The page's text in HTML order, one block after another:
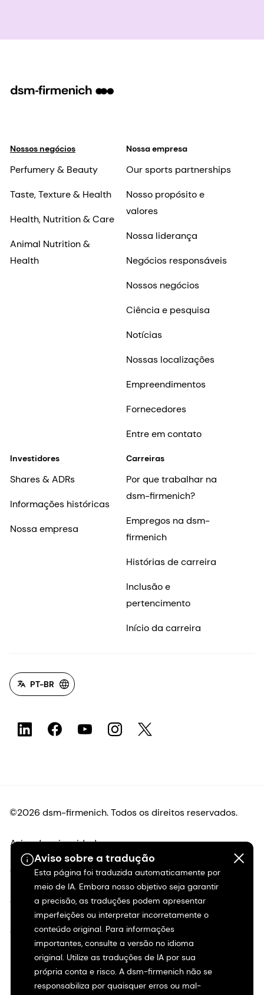
Aviso sobre a tradução
Esta página foi traduzida automaticamente por
meio de IA. Embora nosso objetivo seja garantir
a precisão, as traduções podem apresentar
imperfeições ou interpretar incorretamente o
conteúdo original. Para informações
importantes, consulte a versão no idioma
original. Utilize as traduções de IA por sua
própria conta e risco. A dsm-firmenich não se
responsabiliza por quaisquer erros ou mal-
Nossos negócios
Perfumery & Beauty
Taste, Texture & Health
Health, Nutrition & Care
Animal Nutrition &
Health
Nossa empresa
Our sports partnerships
Nosso propósito e
valores
Nossa liderança
Negócios responsáveis
Nossos negócios
Ciência e pesquisa
Notícias
Nossas localizações
Empreendimentos
Fornecedores
Entre em contato
Investidores
Shares & ADRs
Informações históricas
Nossa empresa
Carreiras
Por que trabalhar na
dsm-firmenich?
Empregos na dsm-
firmenich
Histórias de carreira
Inclusão e
pertencimento
Início da carreira
PT-BR
©2026 dsm-firmenich. Todos os direitos reservados.
Aviso de privacidade
Termos de uso
Termos e condições
Transparência na Califórnia
Declaração de acessibilidade